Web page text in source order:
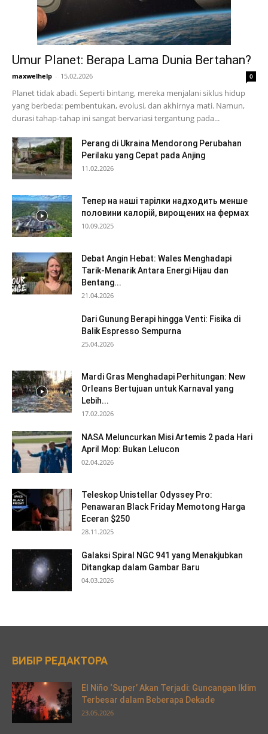
Umur Planet: Berapa Lama Dunia Bertahan?
maxwelhelp - 15.02.2026 0
Planet tidak abadi. Seperti bintang, mereka menjalani siklus hidup
yang berbeda: pembentukan, evolusi, dan akhirnya mati. Namun,
durasi tahap-tahap ini sangat bervariasi tergantung pada...
Perang di Ukraina Mendorong Perubahan
Perilaku yang Cepat pada Anjing
11.02.2026
Тепер на наші тарілки надходить менше
половини калорій, вирощених на фермах
10.09.2025
Debat Angin Hebat: Wales Menghadapi
Tarik-Menarik Antara Energi Hijau dan
Bentang...
21.04.2026
Dari Gunung Berapi hingga Venti: Fisika di
Balik Espresso Sempurna
25.04.2026
Mardi Gras Menghadapi Perhitungan: New
Orleans Bertujuan untuk Karnaval yang
Lebih...
17.02.2026
NASA Meluncurkan Misi Artemis 2 pada Hari
April Mop: Bukan Lelucon
02.04.2026
Teleskop Unistellar Odyssey Pro:
Penawaran Black Friday Memotong Harga
Eceran $250
28.11.2025
Galaksi Spiral NGC 941 yang Menakjubkan
Ditangkap dalam Gambar Baru
04.03.2026
ВИБІР РЕДАКТОРА
El Niño ‘Super’ Akan Terjadi: Guncangan Iklim
Terbesar dalam Beberapa Dekade
23.05.2026